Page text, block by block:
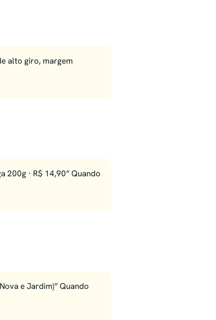
alto giro, margem
200g · R$ 14,90” Quando
e Jardim)” Quando